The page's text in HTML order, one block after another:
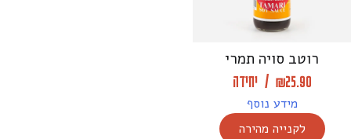
רוטב סויה תמרי
₪25.90
/ יחידה
מידע נוסף
לקנייה מהירה